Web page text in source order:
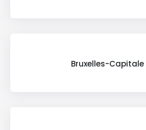
Bruxelles-Capitale